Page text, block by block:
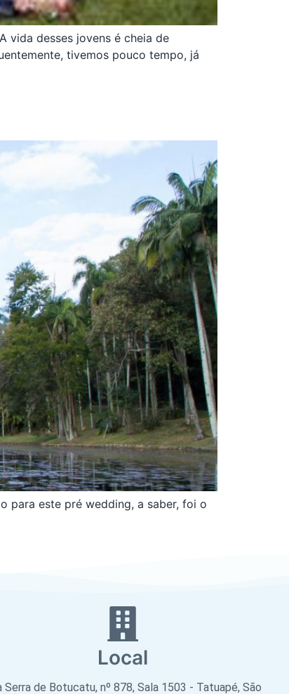
vida desses jovens é cheia de
tivemos pouco tempo, já
para este pré wedding, a saber, foi o
Local
Serra de Botucatu, nº 878, Sala 1503 - Tatuapé, São